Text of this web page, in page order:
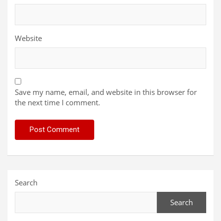
Website
Save my name, email, and website in this browser for
the next time I comment.
Search
Search